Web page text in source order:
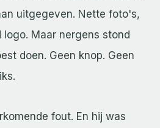
uitgegeven. Nette foto's,
Maar nergens stond
doen. Geen knop. Geen
fout. En hij was